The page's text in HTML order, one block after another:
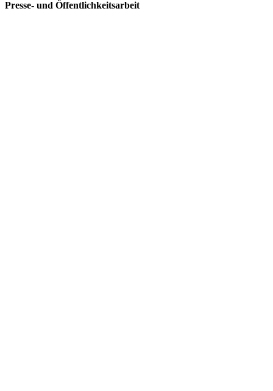
Presse- und Öffentlichkeitsarbeit